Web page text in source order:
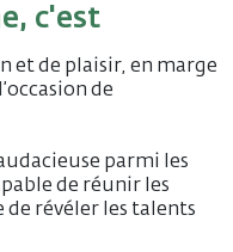
c'est
et de plaisir, en marge
de
parmi les
de réunir les
révéler les talents